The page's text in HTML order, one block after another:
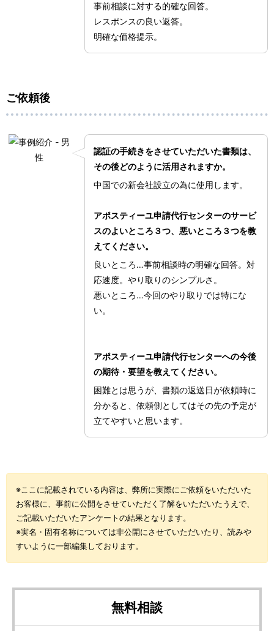
事前相談に対する的確な回答。
レスポンスの良い返答。
明確な価格提示。
ご依頼後
認証の手続きをさせていただいた書類は、
その後どのように活用されますか。
中国での新会社設立の為に使用します。
アポスティーユ申請代行センターのサービ
スのよいところ３つ、悪いところ３つを教
えてください。
良いところ…事前相談時の明確な回答。対
応速度。やり取りのシンプルさ。
悪いところ…今回のやり取りでは特にな
い。
アポスティーユ申請代行センターへの今後
の期待・要望を教えてください。
困難とは思うが、書類の返送日が依頼時に
分かると、依頼側としてはその先の予定が
立てやすいと思います。
※ここに記載されている内容は、弊所に実際にご依頼をいただいた
お客様に、事前に公開をさせていただく了解をいただいたうえで、
ご記載いただいたアンケートの結果となります。
※実名・固有名称については非公開にさせていただいたり、読みや
すいように一部編集しております。
無料相談